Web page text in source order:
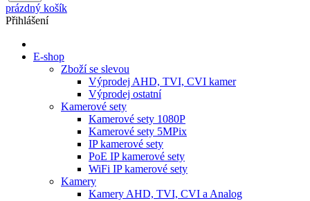
prázdný košík
Přihlášení
E-shop
Zboží se slevou
Výprodej AHD, TVI, CVI kamer
Výprodej ostatní
Kamerové sety
Kamerové sety 1080P
Kamerové sety 5MPix
IP kamerové sety
PoE IP kamerové sety
WiFi IP kamerové sety
Kamery
Kamery AHD, TVI, CVI a Analog